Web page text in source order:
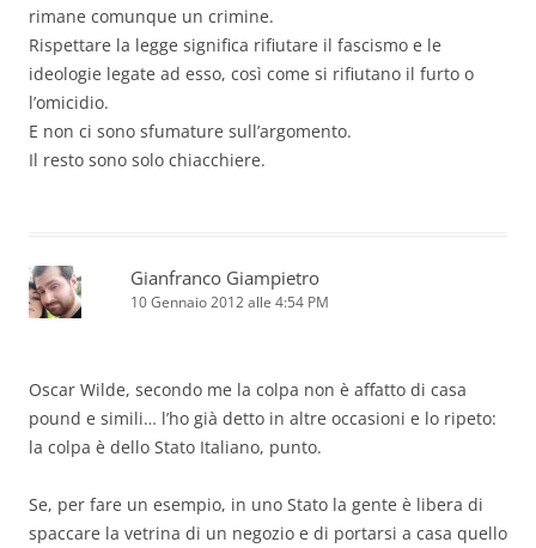
rimane comunque un crimine.
Rispettare la legge significa rifiutare il fascismo e le
ideologie legate ad esso, così come si rifiutano il furto o
l’omicidio.
E non ci sono sfumature sull’argomento.
Il resto sono solo chiacchiere.
Gianfranco Giampietro
10 Gennaio 2012 alle 4:54 PM
Oscar Wilde, secondo me la colpa non è affatto di casa
pound e simili… l’ho già detto in altre occasioni e lo ripeto:
la colpa è dello Stato Italiano, punto.
Se, per fare un esempio, in uno Stato la gente è libera di
spaccare la vetrina di un negozio e di portarsi a casa quello